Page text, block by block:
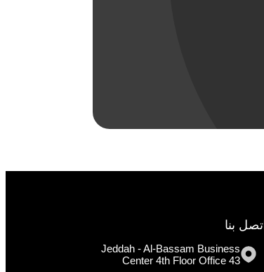
اتصل بنا
Jeddah - Al-Bassam Business
Center 4th Floor Office 43